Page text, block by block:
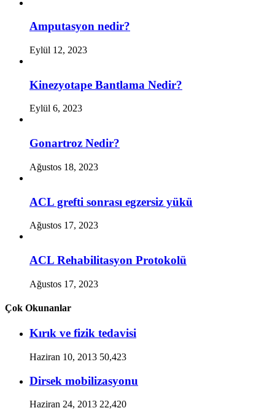
Amputasyon nedir?
Eylül 12, 2023
Kinezyotape Bantlama Nedir?
Eylül 6, 2023
Gonartroz Nedir?
Ağustos 18, 2023
ACL grefti sonrası egzersiz yükü
Ağustos 17, 2023
ACL Rehabilitasyon Protokolü
Ağustos 17, 2023
Çok Okunanlar
Kırık ve fizik tedavisi
Haziran 10, 2013 50,423
Dirsek mobilizasyonu
Haziran 24, 2013 22,420